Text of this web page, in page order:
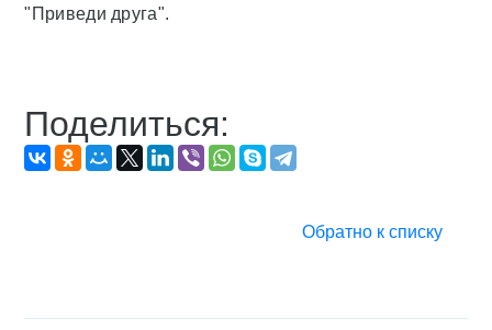
"Приведи друга".
Поделиться:
Обратно к списку